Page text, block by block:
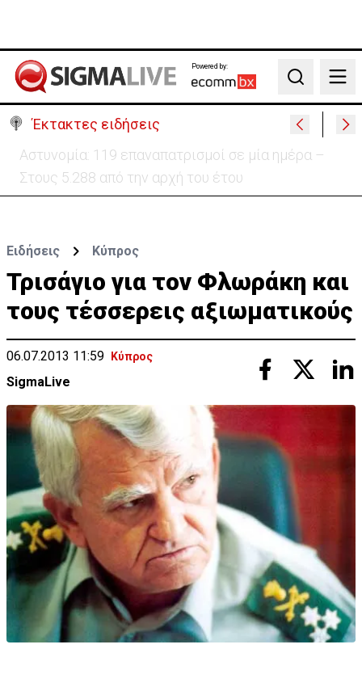
Powered by:
Search
Έκτακτες ειδήσεις
Θέλει να ξαναζωντανέψει την «Corner» o
Προύντζος - «Πληγώνει τις αναμνήσεις»
Ειδήσεις Κύπρος
Τρισάγιο για τον Φλωράκη και
τους τέσσερεις αξιωματικούς
06.07.2013 11:59 Κύπρος
SigmaLive